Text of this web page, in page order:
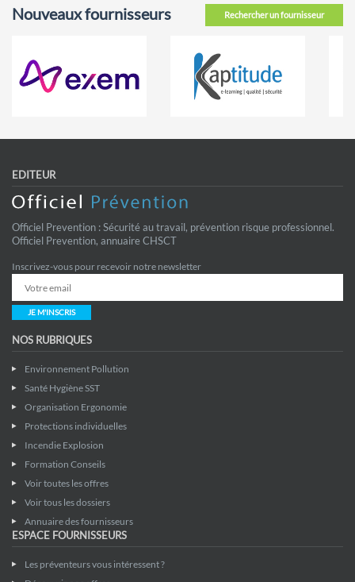
Rechercher un fournisseur
Nouveaux fournisseurs
EDITEUR
Officiel Prevention : Sécurité au travail, prévention risque professionnel.
Officiel Prevention, annuaire CHSCT
Inscrivez-vous pour recevoir notre newsletter
JE M'INSCRIS
NOS RUBRIQUES
Environnement Pollution
Santé Hygiène SST
Organisation Ergonomie
Protections individuelles
Incendie Explosion
Formation Conseils
Voir toutes les offres
Voir tous les dossiers
Annuaire des fournisseurs
ESPACE FOURNISSEURS
Les préventeurs vous intéressent ?